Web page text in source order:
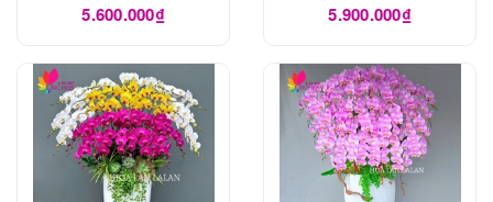
5.600.000₫ 5.900.000₫